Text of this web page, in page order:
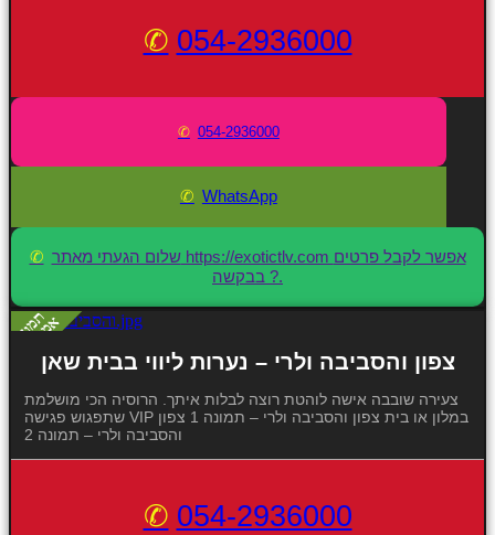
054-2936000
054-2936000
WhatsApp
שלום הגעתי מאתר https://exotictlv.com אפשר לקבל פרטים
בבקשה ?.
צפון והסביבה ולרי – נערות ליווי בבית שאן
צעירה שובבה אישה לוהטת רוצה לבלות איתך. הרוסיה הכי מושלמת
שתפגוש פגישה VIP במלון או בית צפון והסביבה ולרי – תמונה 1 צפון
והסביבה ולרי – תמונה 2
054-2936000